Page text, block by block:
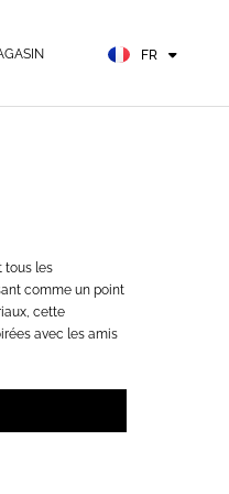
FR
DE
tous les
comme un point
cette
avec les amis